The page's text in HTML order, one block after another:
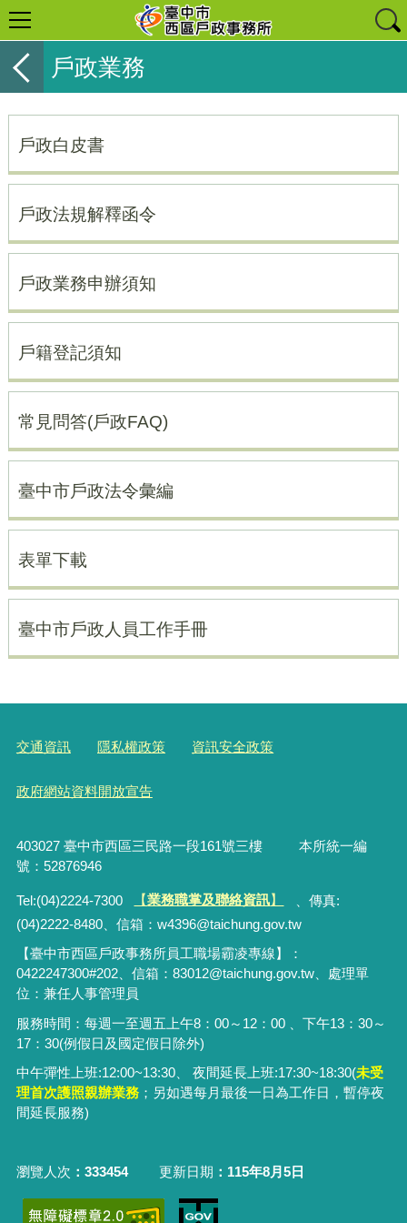
戶政業務
戶政白皮書
戶政法規解釋函令
戶政業務申辦須知
戶籍登記須知
常見問答(戶政FAQ)
臺中市戶政法令彙編
表單下載
臺中市戶政人員工作手冊
交通資訊 隱私權政策 資訊安全政策
政府網站資料開放宣告
403027 臺中市西區三民路一段161號三樓 本所統一編
號：52876946
Tel:(04)2224-7300 【業務職掌及聯絡資訊】
、傳真:
(04)2222-8480、 信箱： w4396@taichung.gov.tw
【臺中市西區戶政事務所員工職場霸凌專線】：
0422247300#202、信箱：83012@taichung.gov.tw、處理單
位：兼任人事管理員
服務時間：每週一至週五上午8：00～12：00 、下午13：30～
17：30(例假日及國定假日除外)
中午彈性上班:12:00~13:30、 夜間延長上班:17:30~18:30(未受
理首次護照親辦業務； 另如遇每月最後一日為工作日，暫停夜
間延長服務)
瀏覽人次 333454 更新日期 115年8月5日